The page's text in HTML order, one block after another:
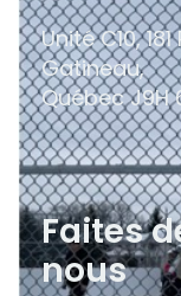
Unité C10,
Gatineau,
QuébecJ9H
Faites
nous